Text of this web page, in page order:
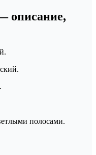
описание,
полосами.